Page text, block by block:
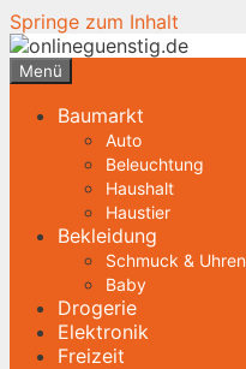
Springe zum Inhalt
Menü
Baumarkt
Auto
Beleuchtung
Haushalt
Haustier
Bekleidung
Schmuck & Uhren
Baby
Drogerie
Elektronik
Freizeit